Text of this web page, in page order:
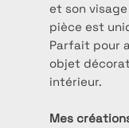
et son
pièce est
Parfait pour
objet
intérieur.
Mes